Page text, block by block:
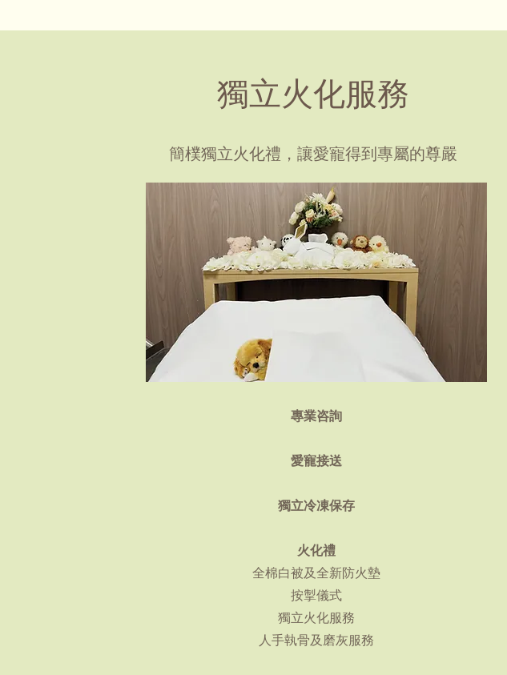
獨立火化服務
簡樸獨立火化禮，讓愛寵得到專屬的尊嚴
專業咨詢
愛寵接送
獨立冷凍保存
火化禮
全棉白被及全新防火墊
按掣儀式
獨立火化服務
人手執骨及磨灰服務